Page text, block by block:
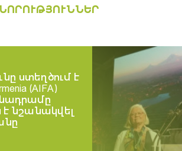
ստեղծում է
(AIFA)
նշանակվել